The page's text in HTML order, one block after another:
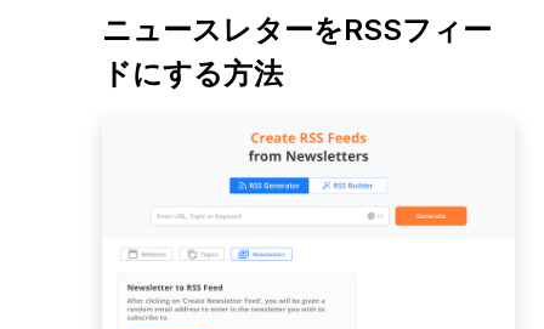
ニュースレターをRSSフィー
ドにする方法